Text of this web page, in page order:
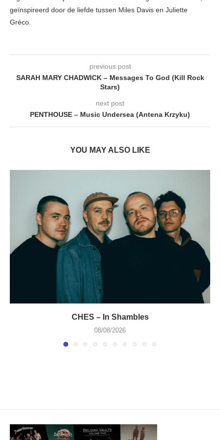
geïnspireerd door de liefde tussen Miles Davis en Juliette
Gréco.
previous post
SARAH MARY CHADWICK – Messages To God (Kill Rock
Stars)
next post
PENTHOUSE – Music Undersea (Antena Krzyku)
YOU MAY ALSO LIKE
CHES – In Shambles
08/08/2026